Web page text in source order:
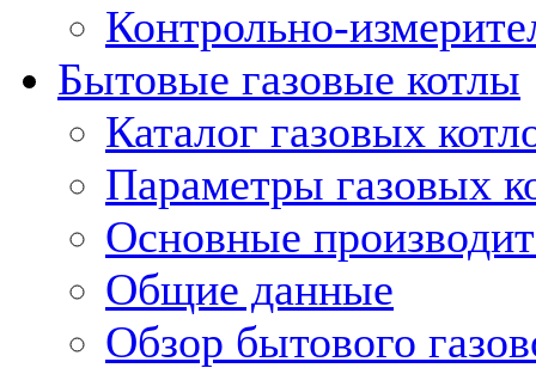
Контрольно-
Бытовые газовые котлы
Каталог газовых
Параметры газовых
Основные
Общие данные
Обзор бытового